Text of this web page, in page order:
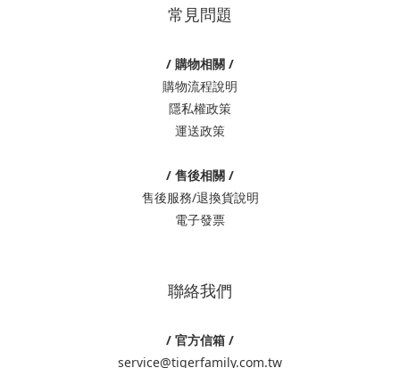
常見問題
/ 購物相關 /
購物流程說明
隱私權政策
運送政策
/ 售後相關 /
售後服務/退換貨說明
電子發票
聯絡我們
/ 官方信箱 /
service@tigerfamily.com.tw